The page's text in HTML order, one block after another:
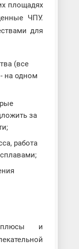
площадях
ЧПУ.
для
(все
на одном
за
работа
и